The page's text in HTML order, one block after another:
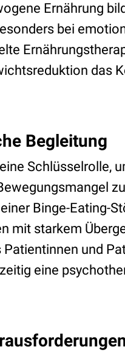
Ernährung
bei
das
Begleitung
Schlüsselrolle,
Binge-Eating-
mit starkem
und
eine